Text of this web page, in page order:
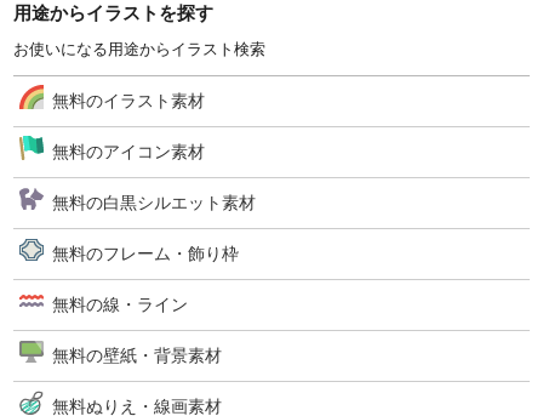
用途からイラストを探す
お使いになる用途からイラスト検索
無料のイラスト素材
無料のアイコン素材
無料の白黒シルエット素材
無料のフレーム・飾り枠
無料の線・ライン
無料の壁紙・背景素材
無料ぬりえ・線画素材